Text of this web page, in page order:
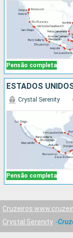
Pensão completa
Pensão completa
Crystal Serenity
Cruzeiros
Crystal Serenity